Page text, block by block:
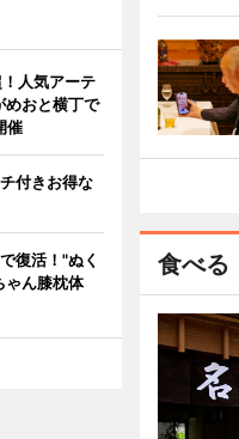
食べる
人気アーテ
おと横丁で
催
付きお得な
復活！"ぬく
ゃん膝枕体